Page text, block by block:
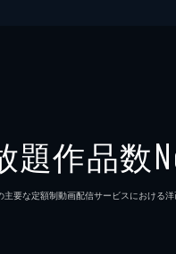
題作品数
要な定額制動画配信サービスにおける